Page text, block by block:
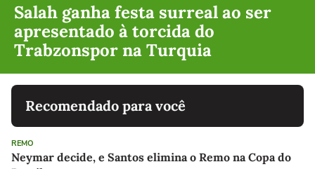
Salah ganha festa surreal ao ser
apresentado à torcida do
Trabzonspor na Turquia
Recomendado para você
REMO
Neymar decide, e Santos elimina o Remo na Copa do